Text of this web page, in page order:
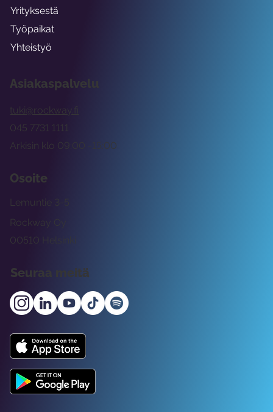
Asiakaspalvelu
tuki@rockway.fi
Arkisin klo 09:00 -15:00
045 7731 1111
Osoite
Rockway Oy
Lemuntie 3-5
00510 Helsinki
Seuraa meitä
Yrityksestä
Työpaikat
Yhteistyö